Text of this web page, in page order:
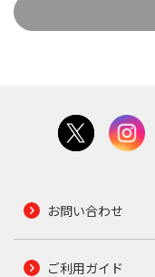
お問い合わせ
ご利用ガイド